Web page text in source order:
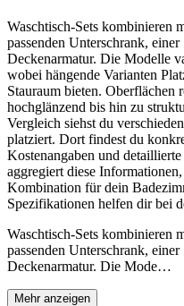
Waschtisch-Sets kombinieren
passenden Unterschrank,
Deckenarmatur. Die Modelle
wobei hängende Varianten
Stauraum bieten. Oberflächen
hochglänzend bis hin zu
Vergleich siehst du
platziert. Dort findest du
Kostenangaben und
aggregiert diese
Kombination für dein
Spezifikationen helfen dir bei
Waschtisch-Sets kombinieren
passenden Unterschrank,
Deckenarmatur. Die Mode…
Mehr anzeigen